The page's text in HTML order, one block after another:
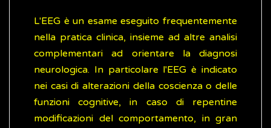
L'EEG è un esame eseguito frequentemente
nella pratica clinica, insieme ad altre analisi
complementari ad orientare la diagnosi
neurologica. In particolare l'EEG è indicato
nei casi di alterazioni della coscienza o delle
funzioni cognitive, in caso di repentine
modificazioni del comportamento, in gran